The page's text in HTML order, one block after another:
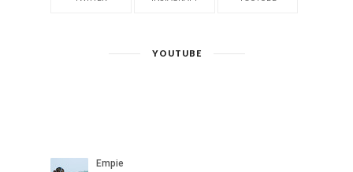
YOUTUBE